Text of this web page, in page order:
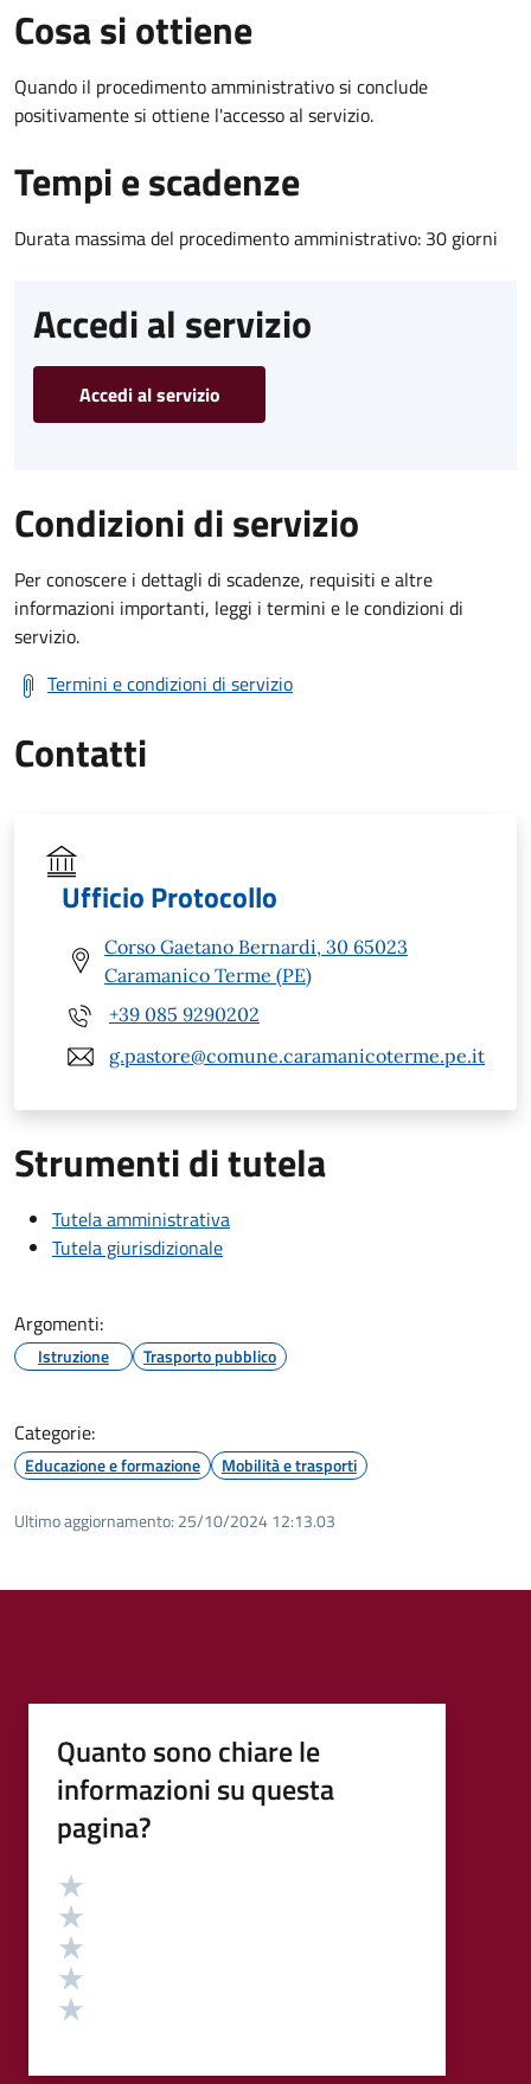
Cosa si ottiene
Quando il procedimento amministrativo si conclude
positivamente si ottiene l'accesso al servizio.
Tempi e scadenze
Durata massima del procedimento amministrativo: 30 giorni
Accedi al servizio
Accedi al servizio
Condizioni di servizio
Per conoscere i dettagli di scadenze, requisiti e altre
informazioni importanti, leggi i termini e le condizioni di
servizio.
Termini e condizioni di servizio
Contatti
Ufficio Protocollo
Corso Gaetano Bernardi, 30 65023
Caramanico Terme (PE)
+39 085 9290202
g.pastore@comune.caramanicoterme.pe.it
Strumenti di tutela
Tutela amministrativa
Tutela giurisdizionale
Argomenti:
Istruzione Trasporto pubblico
Categorie:
Educazione e formazione Mobilità e trasporti
Ultimo aggiornamento: 25/10/2024 12:13.03
Quanto sono chiare le
informazioni su questa
pagina?
Valutazione